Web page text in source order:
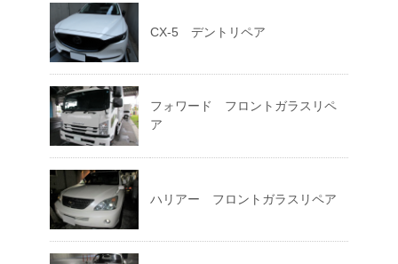
CX-5 デントリペア
フォワード フロントガラスリペ
ア
ハリアー フロントガラスリペア